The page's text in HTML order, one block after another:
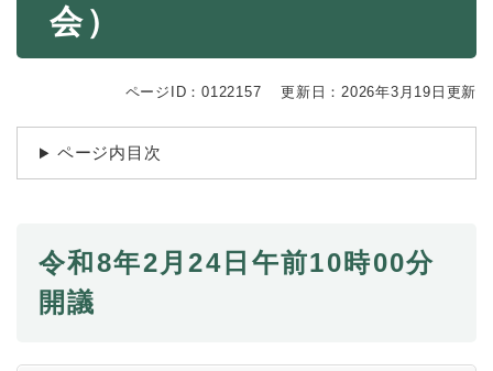
相談窓口
防災・安全
会）
ページID：0122157 更新日：2026年3月19日更新
ページ内目次
令和8年2月24日午前10時00分
開議